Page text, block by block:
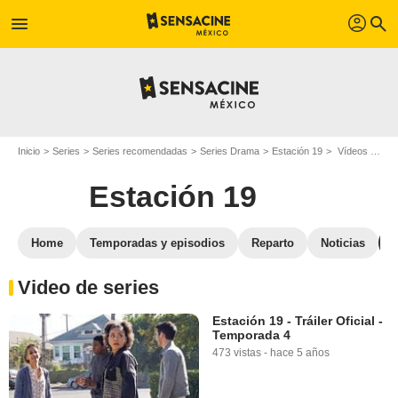
menu profil search
Inicio Series Series recomendadas Series Drama Estación 19 Vídeos Estación 19
Estación 19
Home Temporadas y episodios Reparto Noticias
Video de series
Estación 19 - Tráiler Oficial -
Temporada 4
473 vistas - hace 5 años